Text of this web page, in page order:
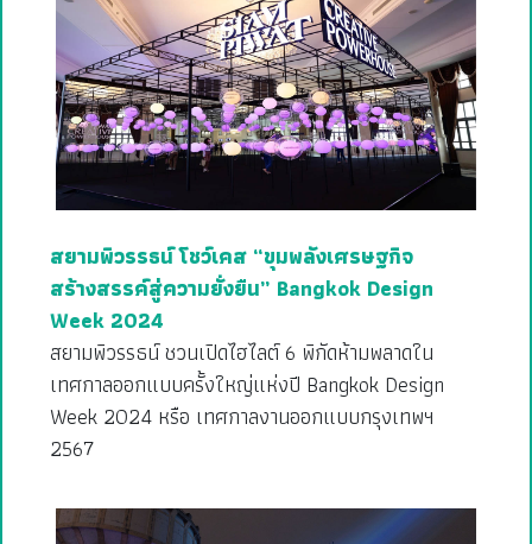
สยามพิวรรธน์ โชว์เคส “ขุมพลังเศรษฐกิจ
สร้างสรรค์สู่ความยั่งยืน” Bangkok Design
Week 2024
สยามพิวรรธน์ ชวนเปิดไฮไลต์ 6 พิกัดห้ามพลาดใน
เทศกาลออกแบบครั้งใหญ่แห่งปี Bangkok Design
Week 2024 หรือ เทศกาลงานออกแบบกรุงเทพฯ
2567